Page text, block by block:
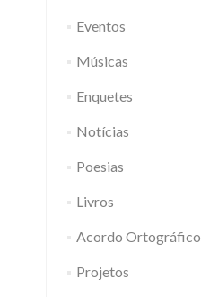
Eventos
Músicas
Enquetes
Notícias
Poesias
Livros
Acordo Ortográfico
Projetos